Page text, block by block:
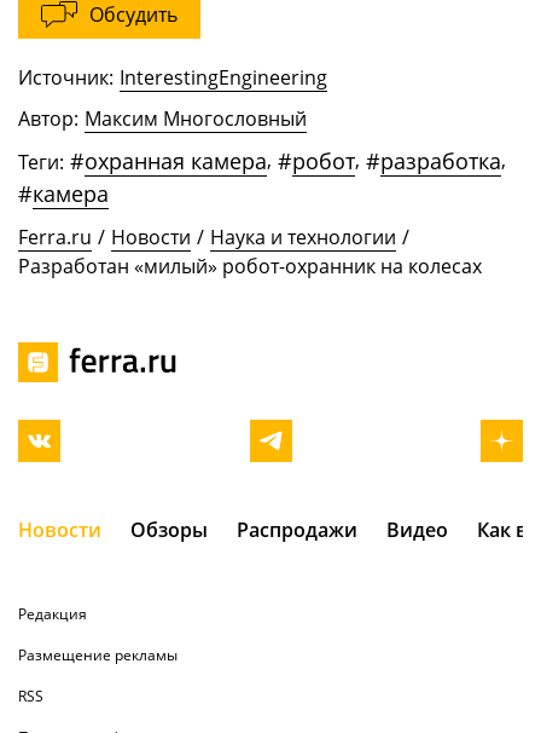
Обсудить
Источник: InterestingEngineering
Автор: Максим Многословный
Теги: #охранная камера, #робот, #разработка,
#камера
Ferra.ru / Новости / Наука и технологии /
Разработан «милый» робот-охранник на колесах
Новости Обзоры Распродажи Видео Как
Редакция
Размещение рекламы
RSS